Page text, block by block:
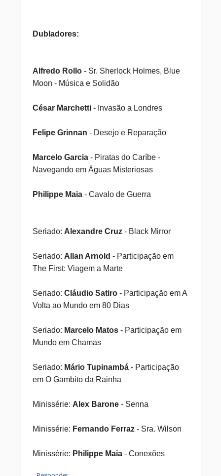
Dubladores:
Alfredo Rollo- Sr. Sherlock Holmes, Blue
Moon - Música e Solidão
César Marchetti- Invasão a Londres
Felipe Grinnan - Desejo e Reparação
Marcelo Garcia- Piratas do Caríbe -
Navegando em Águas Misteriosas
Philippe Maia - Cavalo de Guerra
Seriado: Alexandre Cruz- Black Mirror
Seriado: Allan Arnold - Participação em
The First: Viagem a Marte
Seriado: Cláudio Satiro- Participação em A
Volta ao Mundo em 80 Dias
Seriado: Marcelo Matos- Participação em
Mundo em Chamas
Seriado: Mário Tupinambá- Participação
em O Gambito da Rainha
Minissérie: Alex Barone- Senna
Minissérie: Fernando Ferraz- Sra. Wilson
Minissérie: ​Philippe Maia- Conexões